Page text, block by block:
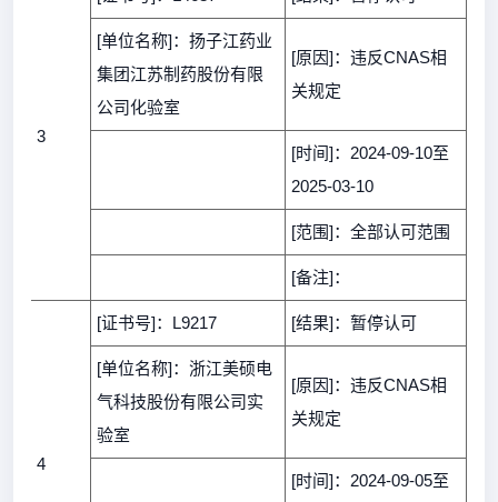
3
[单位名称]：扬子江药业
集团江苏制药股份有限
公司化验室
[原因]：违反CNAS相
关规定
[时间]：2024-09-10至
2025-03-10
[范围]：全部认可范围
[备注]：
4
[证书号]：L9217 [结果]：暂停认可
[单位名称]：浙江美硕电
气科技股份有限公司实
验室
[原因]：违反CNAS相
关规定
[时间]：2024-09-05至